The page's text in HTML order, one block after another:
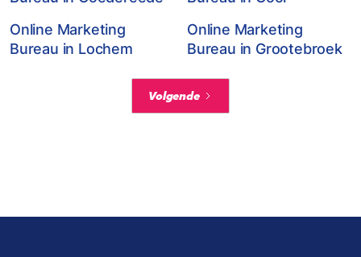
Online Marketing
Bureau in Lochem
Online Marketing
Bureau in Grootebroek
Volgende